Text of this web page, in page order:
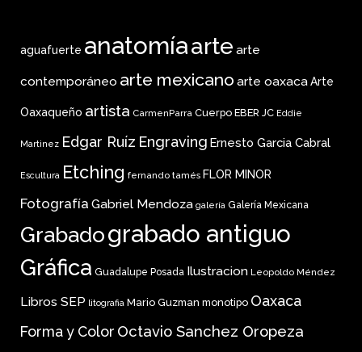
aguafuerte anatomíaarte arte
contemporáneo arte mexicano arte oaxacaArte
Oaxaqueño artista CarmenParra Cuerpo EBER JC Eddie
Martinez Edgar Ruíz Engraving Ernesto Garcia Cabral
Escultura Etching fernando tamés FLOR MINOR
Fotografía Gabriel Mendoza galería Galería Mexicana
Grabadograbado antiguo
Gráfica Guadalupe Posada Ilustracion Leopoldo Méndez
Libros SEP litografia Mario Guzman monotipo Oaxaca
Forma y Color Octavio Sanchez Oropeza